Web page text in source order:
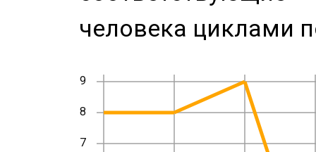
человека циклами